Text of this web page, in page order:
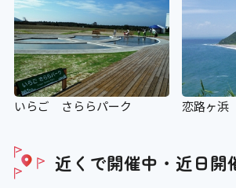
いらご さららパーク 恋路ヶ浜
近くで開催中・近日開